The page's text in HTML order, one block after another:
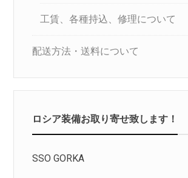
工賃、各種持込、修理について
配送方法・送料について
ロシア装備お取り寄せ致します！
SSO GORKA